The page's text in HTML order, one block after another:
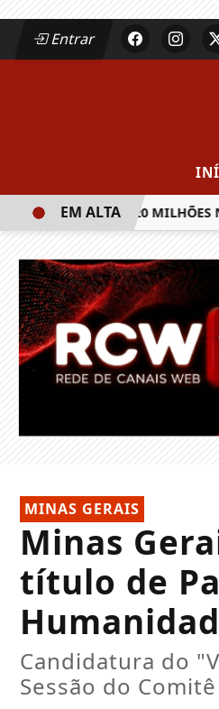
Entrar
PRÊMIO DE R$ 20 MILHÕES
EM ALTA
MINAS GERAIS
Minas
título de
Candidatura do
Sessão do